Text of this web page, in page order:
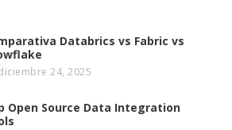
Databrics vs Fabric vs
24, 2025
Open Source Data Integration